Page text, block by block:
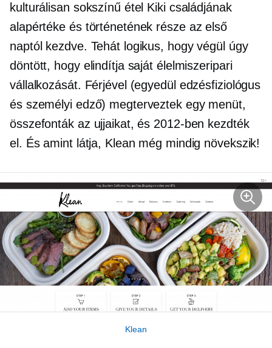
kulturálisan sokszínű étel Kiki családjának
alapértéke és történetének része az első
naptól kezdve. Tehát logikus, hogy végül úgy
döntött, hogy elindítja saját élelmiszeripari
vállalkozását. Férjével (egyedül edzésfiziológus
és személyi edző) megterveztek egy menüt,
összefonták az ujjaikat, és 2012-ben kezdték
el. És amint látja, Klean még mindig növekszik!
Klean